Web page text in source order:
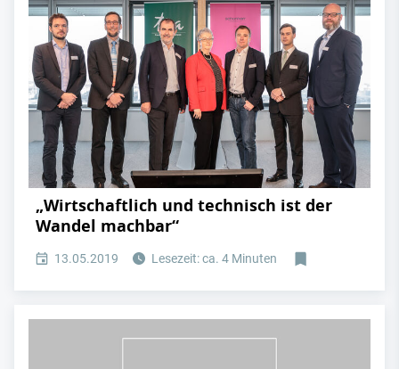
„Wirtschaftlich und technisch ist der
Wandel machbar“
13.05.2019 Lesezeit: ca. 4 Minuten